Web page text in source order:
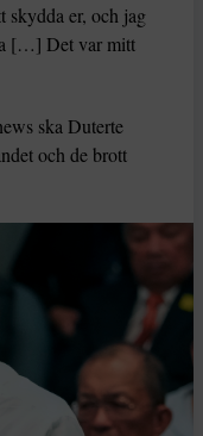
skydda er, och jag
[…] Det var mitt
ska Duterte
och de brott